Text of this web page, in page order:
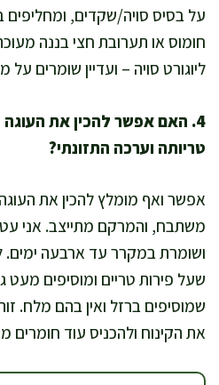
על בסיס סויה/שקדים,
חומוס או תערובת חצי בננה
ליוגורט סויה – ועדיין שומרים
4. האם אפשר להכין את
טריותה וערכה התזונתי?
אפשר ואף מומלץ להכין את
משתבח, והמרקם מתייצב. אני
ושומרת במקרר עד ארבעה ימים.
שעל פירות טריים ומוסיפים מעט
שמוסיפים ברזל ואין בהם מלח.
את הקינוח ולהכניס עוד חומרים